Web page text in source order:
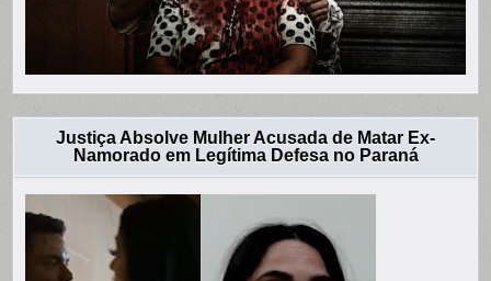
Justiça Absolve Mulher Acusada de Matar Ex-
Namorado em Legítima Defesa no Paraná